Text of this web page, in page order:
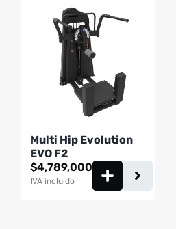
Multi Hip Evolution
EVO F2
$4,789,000
IVA incluido